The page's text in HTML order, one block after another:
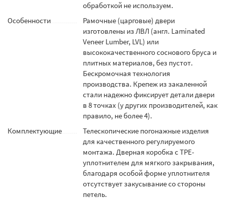
обработкой не используем.
Особенности
Рамочные (царговые) двери
изготовлены из ЛВЛ (англ. Laminated
Veneer Lumber, LVL) или
высококачественного соснового бруса и
плитных материалов, без пустот.
Бескромочная технология
производства. Крепеж из закаленной
стали надежно фиксирует детали двери
в 8 точках (у других производителей, как
правило, не более 4).
Комплектующие
Телескопические погонажные изделия
для качественного регулируемого
монтажа. Дверная коробка с TPE-
уплотнителем для мягкого закрывания,
благодаря особой форме уплотнителя
отсутствует закусывание со стороны
петель.